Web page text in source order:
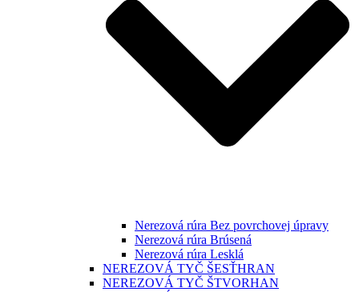
Nerezová rúra Bez povrchovej úpravy
Nerezová rúra Brúsená
Nerezová rúra Lesklá
NEREZOVÁ TYČ ŠESŤHRAN
NEREZOVÁ TYČ ŠTVORHAN